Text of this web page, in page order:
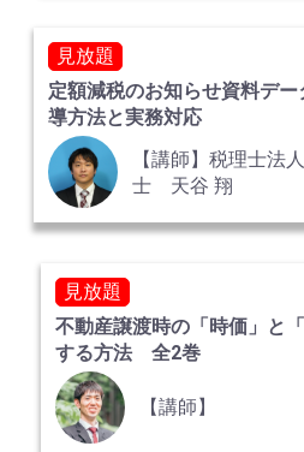
見放題
定額減税のお知らせ資料デ
導方法と実務対応
【講師】税理士
士 天谷 翔
見放題
不動産譲渡時の「時価」と
する方法 全2巻
【講師】